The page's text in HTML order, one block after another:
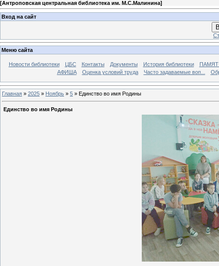
[Антроповская центральная библиотека им. М.С.Малинина]
Вход на сайт
Меню сайта
Новости библиотеки ЦБС Контакты Документы История библиотеки
АФИША
Оценка условий труда Часто задаваемые воп...
Главная » 2025 » Ноябрь » 5 » Единство во имя Родины
Единство во имя Родины